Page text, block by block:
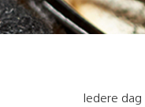
Iedere